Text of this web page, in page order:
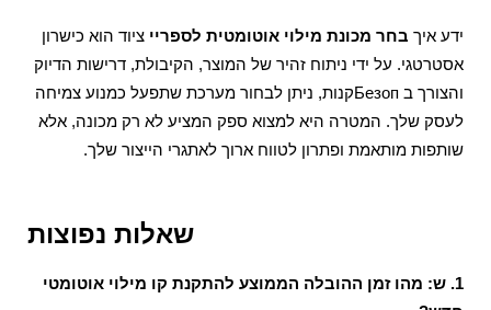
ידע איך בחר מכונת מילוי אוטומטית לספריי ציוד הוא כישרון
אסטרטגי. על ידי ניתוח זהיר של המוצר, הקיבולת, דרישות הדיוק
והצורך ב Безопקנות, ניתן לבחור מערכת שתפעל כמנוע צמיחה
לעסק שלך. המטרה היא למצוא ספק המציע לא רק מכונה, אלא
שותפות מותאמת ופתרון לטווח ארוך לאתגרי הייצור שלך.
שאלות נפוצות
1. ש: מהו זמן ההובלה הממוצע להתקנת קו מילוי אוטומטי